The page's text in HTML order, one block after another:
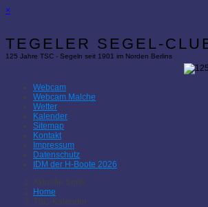
×
TEGELER SEGEL-
125 Jahre TSC - Segeln seit 1901 im Norden Berlins
Webcam
Webcam Malche
Wetter
Kalender
Sitemap
Kontakt
Impressum
Datenschutz
IDM der H-Boote 2026
Aktuelle Seite:
Home
TSC-Kalender